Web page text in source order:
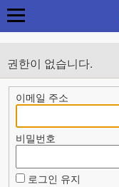
권한이 없습니다.
이메일 주소
비밀번호
로그인 유지